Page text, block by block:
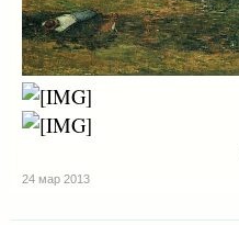
24 мар 2013